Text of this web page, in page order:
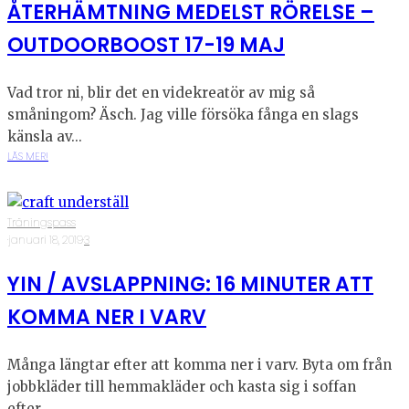
ÅTERHÄMTNING MEDELST RÖRELSE –
OUTDOORBOOST 17-19 MAJ
Vad tror ni, blir det en videkreatör av mig så
småningom? Äsch. Jag ville försöka fånga en slags
känsla av...
LÄS MER!
Träningspass
·januari 18, 2019·3
YIN / AVSLAPPNING: 16 MINUTER ATT
KOMMA NER I VARV
Många längtar efter att komma ner i varv. Byta om från
jobbkläder till hemmakläder och kasta sig i soffan